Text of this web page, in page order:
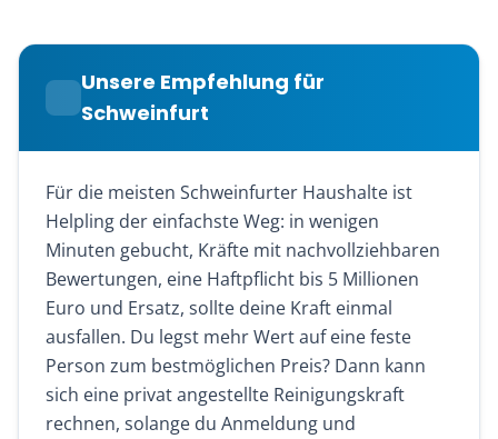
Unsere Empfehlung für
Schweinfurt
Für die meisten Schweinfurter Haushalte ist
Helpling der einfachste Weg: in wenigen
Minuten gebucht, Kräfte mit nachvollziehbaren
Bewertungen, eine Haftpflicht bis 5 Millionen
Euro und Ersatz, sollte deine Kraft einmal
ausfallen. Du legst mehr Wert auf eine feste
Person zum bestmöglichen Preis? Dann kann
sich eine privat angestellte Reinigungskraft
rechnen, solange du Anmeldung und